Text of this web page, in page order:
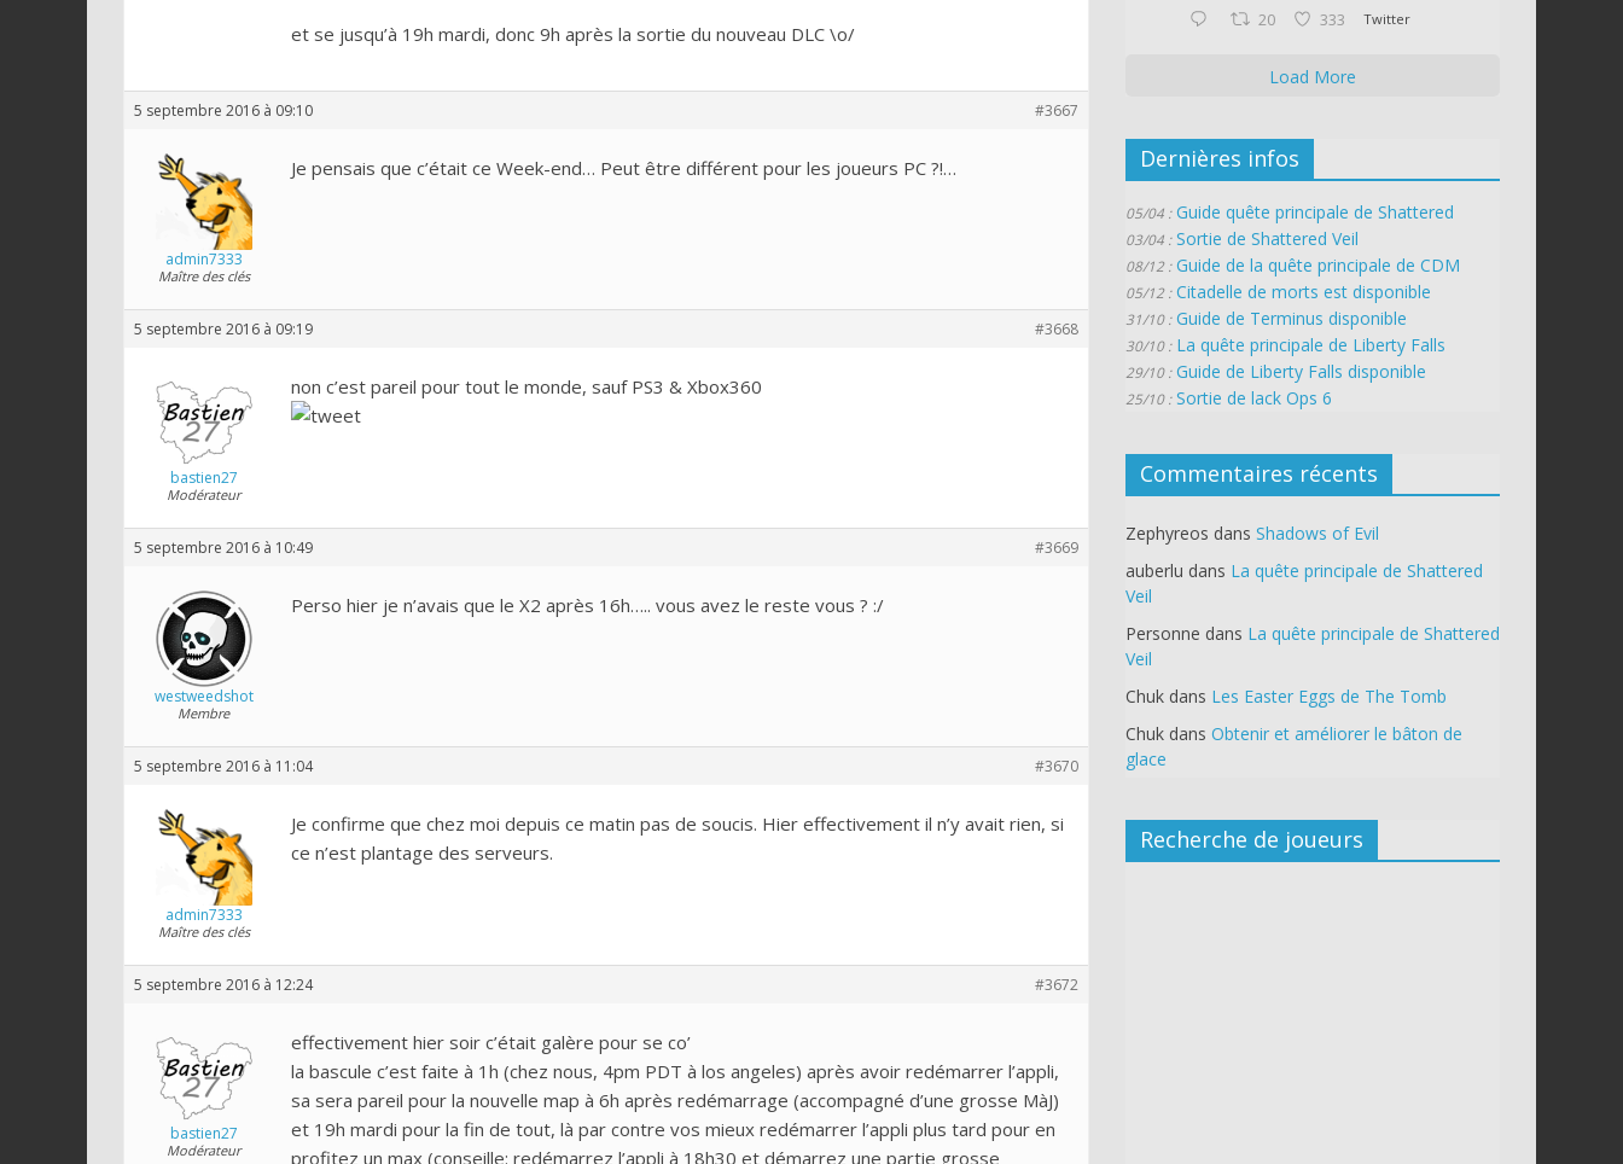
et se jusqu’à 19h mardi, donc 9h après la sortie du nouveau DLC \o/
5 septembre 2016 à 09:10 #3667
admin7333
Maître des clés
Je pensais que c’était ce Week-end… Peut être différent pour les joueurs PC ?!…
5 septembre 2016 à 09:19 #3668
bastien27
Modérateur
non c’est pareil pour tout le monde, sauf PS3 & Xbox360
5 septembre 2016 à 10:49 #3669
westweedshot
Membre
Perso hier je n’avais que le X2 après 16h….. vous avez le reste vous ? :/
5 septembre 2016 à 11:04 #3670
admin7333
Maître des clés
Je confirme que chez moi depuis ce matin pas de soucis. Hier effectivement il n’y avait rien, si
ce n’est plantage des serveurs.
5 septembre 2016 à 12:24 #3672
bastien27
Modérateur
effectivement hier soir c’était galère pour se co’
la bascule c’est faite à 1h (chez nous, 4pm PDT à los angeles) après avoir redémarrer l’appli,
sa sera pareil pour la nouvelle map à 6h après redémarrage (accompagné d’une grosse MàJ)
et 19h mardi pour la fin de tout, là par contre vos mieux redémarrer l’appli plus tard pour en
profitez un max (conseille: redémarrez l’appli à 18h30 et démarrez une partie grosse
20 333 Twitter
Load More
Dernières infos
05/04 : Guide quête principale de Shattered
03/04 : Sortie de Shattered Veil
08/12 : Guide de la quête principale de CDM
05/12 : Citadelle de morts est disponible
31/10 : Guide de Terminus disponible
30/10 : La quête principale de Liberty Falls
29/10 : Guide de Liberty Falls disponible
25/10 : Sortie de lack Ops 6
Commentaires récents
Zephyreos dans Shadows of Evil
auberlu dans La quête principale de Shattered
Veil
Personne dans La quête principale de Shattered
Veil
Chuk dans Les Easter Eggs de The Tomb
Chuk dans Obtenir et améliorer le bâton de
glace
Recherche de joueurs